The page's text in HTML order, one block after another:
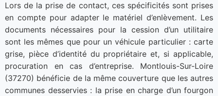
Lors de la prise de contact, ces spécificités sont prises
en compte pour adapter le matériel d’enlèvement. Les
documents nécessaires pour la cession d’un utilitaire
sont les mêmes que pour un véhicule particulier : carte
grise, pièce d’identité du propriétaire et, si applicable,
procuration en cas d’entreprise. Montlouis-Sur-Loire
(37270) bénéficie de la même couverture que les autres
communes desservies : la prise en charge d’un fourgon